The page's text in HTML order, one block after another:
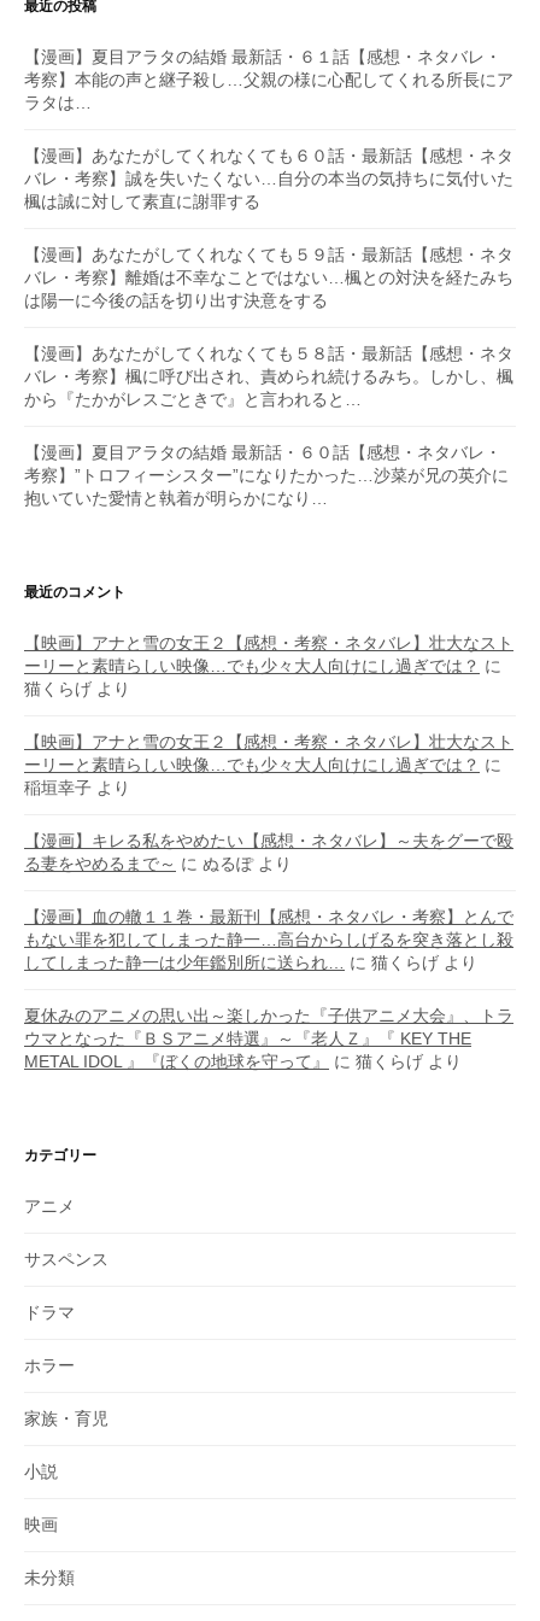
最近の投稿
【漫画】夏目アラタの結婚 最新話・６１話【感想・ネタバレ・
考察】本能の声と継子殺し…父親の様に心配してくれる所長にア
ラタは…
【漫画】あなたがしてくれなくても６０話・最新話【感想・ネタ
バレ・考察】誠を失いたくない…自分の本当の気持ちに気付いた
楓は誠に対して素直に謝罪する
【漫画】あなたがしてくれなくても５９話・最新話【感想・ネタ
バレ・考察】離婚は不幸なことではない…楓との対決を経たみち
は陽一に今後の話を切り出す決意をする
【漫画】あなたがしてくれなくても５８話・最新話【感想・ネタ
バレ・考察】楓に呼び出され、責められ続けるみち。しかし、楓
から『たかがレスごときで』と言われると…
【漫画】夏目アラタの結婚 最新話・６０話【感想・ネタバレ・
考察】”トロフィーシスター”になりたかった…沙菜が兄の英介に
抱いていた愛情と執着が明らかになり…
最近のコメント
【映画】アナと雪の女王２【感想・考察・ネタバレ】壮大なスト
ーリーと素晴らしい映像…でも少々大人向けにし過ぎでは？ に
猫くらげ より
【映画】アナと雪の女王２【感想・考察・ネタバレ】壮大なスト
ーリーと素晴らしい映像…でも少々大人向けにし過ぎでは？ に
稲垣幸子 より
【漫画】キレる私をやめたい【感想・ネタバレ】～夫をグーで殴
る妻をやめるまで～ に ぬるぽより
【漫画】血の轍１１巻・最新刊【感想・ネタバレ・考察】とんで
もない罪を犯してしまった静一…高台からしげるを突き落とし殺
してしまった静一は少年鑑別所に送られ…
に 猫くらげ より
夏休みのアニメの思い出～楽しかった『子供アニメ大会』、トラ
ウマとなった『ＢＳアニメ特選』～『老人Ｚ』『 KEY THE
METAL IDOL 』『ぼくの地球を守って』
に 猫くらげ より
カテゴリー
アニメ
サスペンス
ドラマ
ホラー
家族・育児
小説
映画
未分類